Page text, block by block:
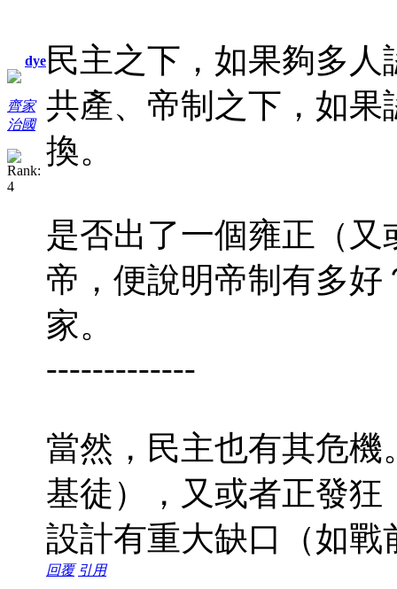
dye
齊家
治國
民主之下，如果夠多
共產、帝制之下，如
換。
是否出了一個雍正（
帝，便說明帝制有多
家。
-------------
當然，民主也有其危
基徒），又或者正發
設計有重大缺口（如戰
回覆 引用